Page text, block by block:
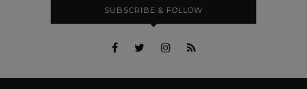
SUBSCRIBE & FOLLOW